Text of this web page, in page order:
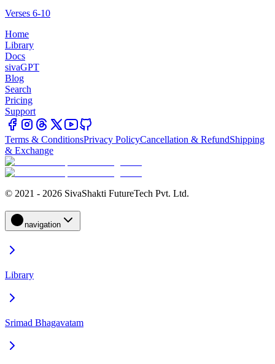
Verses 6-10
Home
Library
Docs
sivaGPT
Blog
Search
Pricing
Support
Terms & ConditionsPrivacy PolicyCancellation & RefundShipping
& Exchange
© 2021 - 2026 SivaShakti FutureTech Pvt. Ltd.
navigation
Library
Srimad Bhagavatam